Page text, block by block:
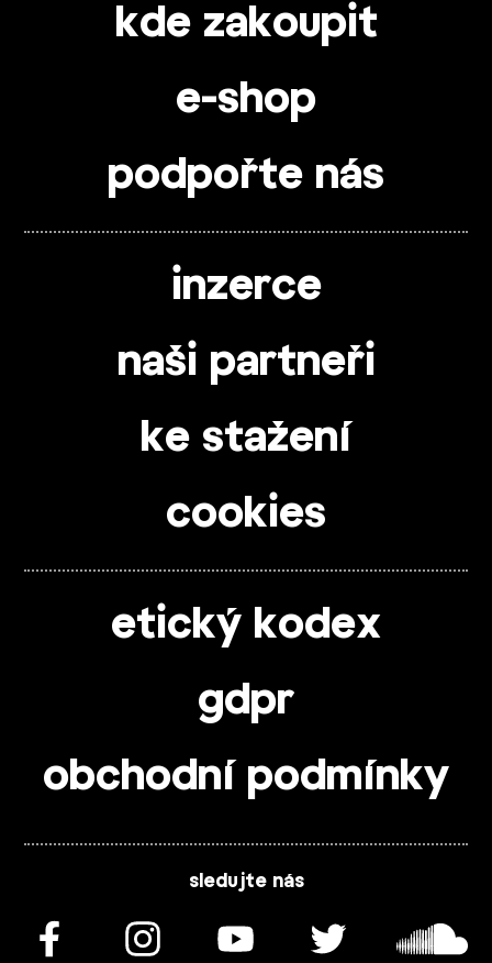
kde zakoupit
e-shop
podpořte nás
inzerce
naši partneři
ke stažení
cookies
etický kodex
gdpr
obchodní podmínky
sledujte nás